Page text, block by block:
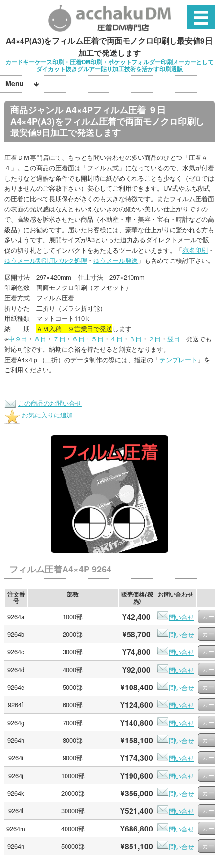
A4×4P(A3)をフィルム圧着で両面モノクロ印刷し最安値9日
加工で発送します
カードキーケース印刷・圧着DM印刷・ポケットフォルダー印刷メーカーとして
ダイカット抜きグルアー貼り加工技術を活かす印刷通販
Menu
商品ジャンル A4×4Pフィルム圧着 ９日
A4×4P(A3)をフィルム圧着で両面モノクロ印刷し
最安値9日加工で発送します
圧着ＤＭ専門店にて、もっとも問い合わせの多い商品のひとつ「圧着Ａ
４」。この商品の圧着面は「フィルム式」になっているので、水気が付着
したりなど過酷な条件でも開封時に紙がめくれることも少なく（ゼロでは
ありませんのご容赦下さい）安心してご利用できます。UV式やふち糊式
の圧着に比べて長期保存がきくのも大きな特徴です。またフィルム圧着面
の表面の光沢感はなんともいえないきめの細かい美しい仕上がりですの
で、高級感を訴求させたい商品（不動産・車・美容・宝石・時計などの高
級品）にお勧めです。届いたお客様には、豪華な仕上がりに驚かれる方も
多いようです。展開サイズがA3といった迫力あるダイレクトメールで販
促の切り札としてインパクトをあたえるツールといえます。「宛名印刷・
ゆうメール割引用バルク処理 ・ ゆうメール発送 」も含めてご検討下さい。
展開寸法 297×420mm 仕上寸法 297×210mm
印刷色数 両面モノクロ印刷（オフセット）
圧着方式 フィルム圧着
折りかた 二折り（ズラシ折可能）
用紙種類 マットコート110ｋ
納 期
ＡＭ入稿 ９営業日で発送します
※中９日 ・ ８日 ・ ７日 ・ ６日 ・ ５日 ・ ４日 ・ ３日 ・ ２日 ・ 翌日
発送でも
対応可能です。納期に余裕を持たせると割安となります。
圧着A4×4ｐ（二折）のデータ制作の際には、指定の「テンプレート 」を
ご利用ください。
この商品のお問い合せ
お気に入りに追加
フィルム圧着A4×4P 9264
注文番
号
部数 販売価格(税
別)
お問い合わせ
9264a 1000部 ¥42,400
問い合せ
9264b
2000部 ¥58,700
問い合せ
9264c
3000部 ¥74,800
問い合せ
9264d
4000部 ¥92,000
問い合せ
9264e
5000部 ¥108,400
問い合せ
9264f
6000部 ¥124,600
問い合せ
9264g
7000部 ¥140,800
問い合せ
9264h
8000部 ¥158,100
問い合せ
9264i
9000部 ¥174,300
問い合せ
9264j
10000部 ¥190,600
問い合せ
9264k
20000部 ¥356,000
問い合せ
9264l
30000部 ¥521,400
問い合せ
9264m
40000部 ¥686,800
問い合せ
9264n
50000部 ¥851,100
問い合せ